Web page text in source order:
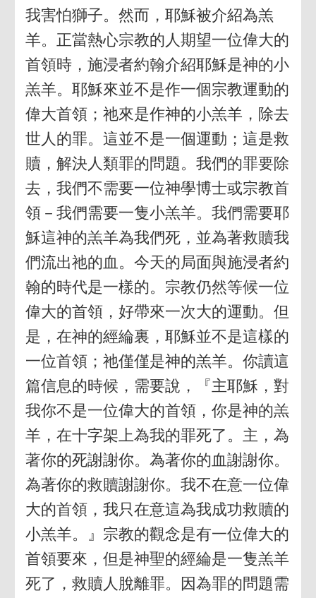
我害怕獅子。然而，耶穌被介紹為羔
羊。正當熱心宗教的人期望一位偉大的
首領時，施浸者約翰介紹耶穌是神的小
羔羊。耶穌來並不是作一個宗教運動的
偉大首領；祂來是作神的小羔羊，除去
世人的罪。這並不是一個運動；這是救
贖，解決人類罪的問題。我們的罪要除
去，我們不需要一位神學博士或宗教首
領－我們需要一隻小羔羊。我們需要耶
穌這神的羔羊為我們死，並為著救贖我
們流出祂的血。今天的局面與施浸者約
翰的時代是一樣的。宗教仍然等候一位
偉大的首領，好帶來一次大的運動。但
是，在神的經綸裏，耶穌並不是這樣的
一位首領；祂僅僅是神的羔羊。你讀這
篇信息的時候，需要說，『主耶穌，對
我你不是一位偉大的首領，你是神的羔
羊，在十字架上為我的罪死了。主，為
著你的死謝謝你。為著你的血謝謝你。
為著你的救贖謝謝你。我不在意一位偉
大的首領，我只在意這為我成功救贖的
小羔羊。』宗教的觀念是有一位偉大的
首領要來，但是神聖的經綸是一隻羔羊
死了，救贖人脫離罪。因為罪的問題需